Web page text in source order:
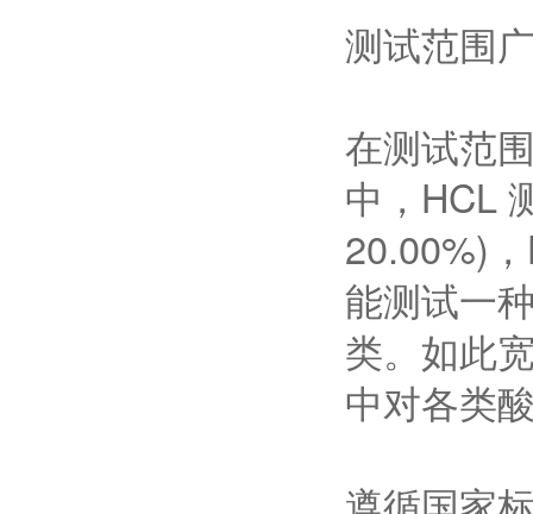
测试范围
在测试范
中，HCL
20.00%)
能测试一
类。如此
中对各类